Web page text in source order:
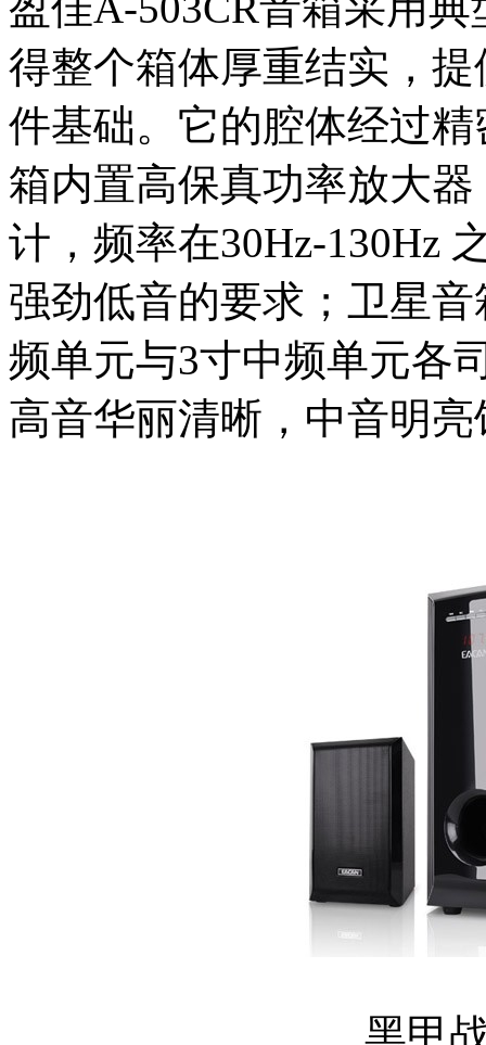
得整个箱体厚重结实，
件基础。它的腔体经过
箱内置高保真功率放大
计，频率在30Hz-130Hz
强劲低音的要求；卫星
频单元与3寸中频单元各
高音华丽清晰，中音明
黑甲